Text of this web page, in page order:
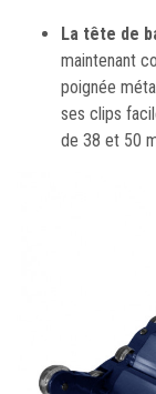
La tête de
maintenant
poignée
ses clips
de 38 et 50